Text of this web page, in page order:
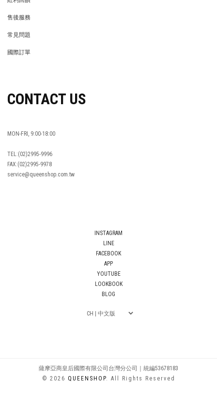
售後服務
常見問題
國際訂單
CONTACT US
MON-FRI, 9:00-18:00
TEL:(02)2995-9996
FAX:(02)2995-9978
service@queenshop.com.tw
INSTAGRAM
LINE
FACEBOOK
APP
YOUTUBE
LOOKBOOK
BLOG
薩摩亞商皇后國際有限公司台灣分公司｜統編53678183
© 2026 QUEENSHOP. All Rights Reserved